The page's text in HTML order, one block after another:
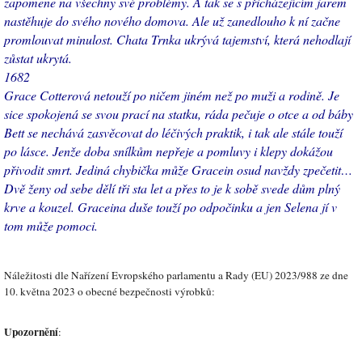
nastěhuje do svého nového domova. Ale už zanedlouho k ní začne
promlouvat minulost. Chata Trnka ukrývá tajemství, která nehodlají
zůstat ukrytá.
1682
Grace Cotterová netouží po ničem jiném než po muži a rodině. Je
sice spokojená se svou prací na statku, ráda pečuje o otce a od báby
Bett se nechává zasvěcovat do léčivých praktik, i tak ale stále touží
po lásce. Jenže doba snílkům nepřeje a pomluvy i klepy dokážou
přivodit smrt. Jediná chybička může Gracein osud navždy zpečetit…
Dvě ženy od sebe dělí tři sta let a přes to je k sobě svede dům plný
krve a kouzel. Graceina duše touží po odpočinku a jen Selena jí v
tom může pomoci.
Náležitosti dle Nařízení Evropského parlamentu a Rady (EU) 2023/988 ze dne
10. května 2023 o obecné bezpečnosti výrobků:
Upozornění: